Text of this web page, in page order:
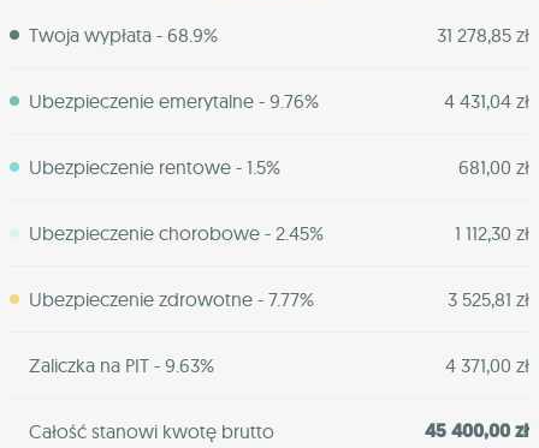
Twoja wypłata - 68.9% 31 278,85 zł
Ubezpieczenie emerytalne - 9.76% 4 431,04 zł
Ubezpieczenie rentowe - 1.5% 681,00 zł
Ubezpieczenie chorobowe - 2.45% 1 112,30 zł
Ubezpieczenie zdrowotne - 7.77% 3 525,81 zł
Zaliczka na PIT - 9.63% 4 371,00 zł
Całość stanowi kwotę brutto 45 400,00 zł